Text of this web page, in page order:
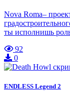
Nova Roma–
ты исполнишь
92
0
ENDLESS Legend 2